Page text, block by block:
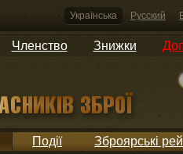
Українська Русский
Членство Знижки
Події Зброярські